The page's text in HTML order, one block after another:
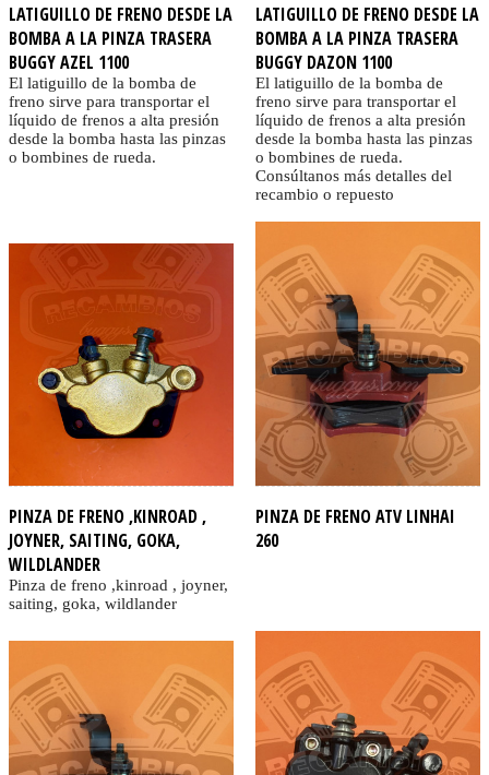
LATIGUILLO DE FRENO DESDE LA
BOMBA A LA PINZA TRASERA
BUGGY AZEL 1100
El latiguillo de la bomba de
freno sirve para transportar el
líquido de frenos a alta presión
desde la bomba hasta las pinzas
o bombines de rueda.
LATIGUILLO DE FRENO DESDE LA
BOMBA A LA PINZA TRASERA
BUGGY DAZON 1100
El latiguillo de la bomba de
freno sirve para transportar el
líquido de frenos a alta presión
desde la bomba hasta las pinzas
o bombines de rueda.
Consúltanos más detalles del
recambio o repuesto
PINZA DE FRENO ,KINROAD ,
JOYNER, SAITING, GOKA,
WILDLANDER
Pinza de freno ,kinroad , joyner,
saiting, goka, wildlander
PINZA DE FRENO ATV LINHAI
260